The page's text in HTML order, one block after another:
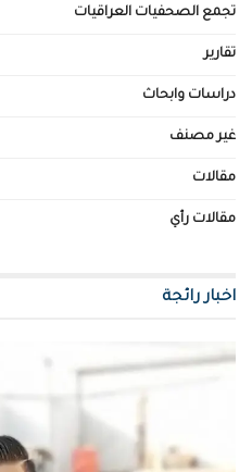
تجمع الصحفيات العراقيات
تقارير
دراسات وابحاث
غير مصنف
مقالات
مقالات رأي
اخبار رائجة